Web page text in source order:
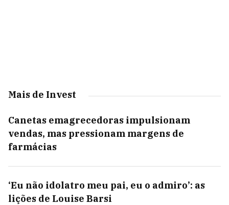
Mais de Invest
Canetas emagrecedoras impulsionam
vendas, mas pressionam margens de
farmácias
‘Eu não idolatro meu pai, eu o admiro’: as
lições de Louise Barsi